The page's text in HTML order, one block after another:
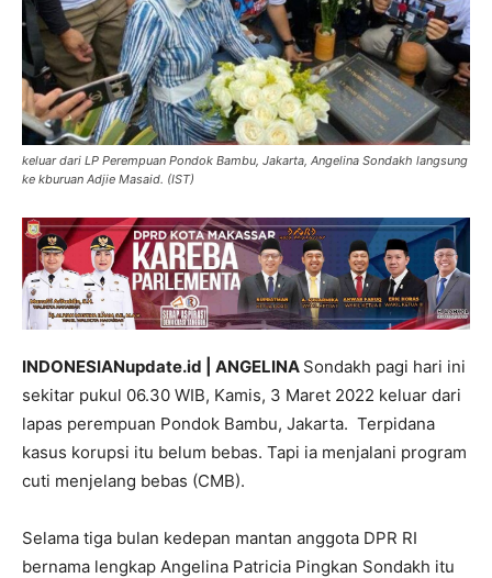
keluar dari LP Perempuan Pondok Bambu, Jakarta, Angelina Sondakh langsung
ke kburuan Adjie Masaid. (IST)
INDONESIANupdate.id | ANGELINA Sondakh pagi hari ini
sekitar pukul 06.30 WIB, Kamis, 3 Maret 2022 keluar dari
lapas perempuan Pondok Bambu, Jakarta. Terpidana
kasus korupsi itu belum bebas. Tapi ia menjalani program
cuti menjelang bebas (CMB).
Selama tiga bulan kedepan mantan anggota DPR RI
bernama lengkap Angelina Patricia Pingkan Sondakh itu